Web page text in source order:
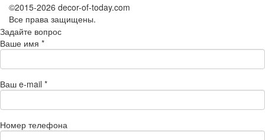
©2015-2026 decor-of-today.com
Все права защищены.
Задайте вопрос
Ваше имя *
Ваш e-mail *
Номер телефона